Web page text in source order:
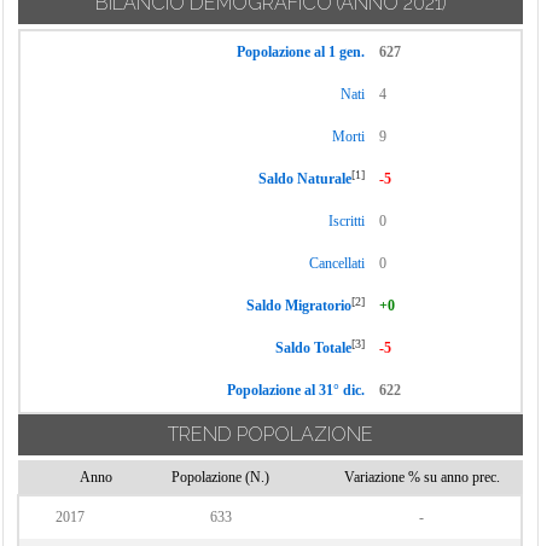
Popolazione al 1 gen. 627
Nati 4
Morti 9
Saldo Naturale[1] -5
Iscritti 0
Cancellati 0
Saldo Migratorio[2] +0
Saldo Totale[3] -5
Popolazione al 31° dic. 622
TREND POPOLAZIONE
Anno Popolazione (N.) Variazione % su anno prec.
2017 633 -